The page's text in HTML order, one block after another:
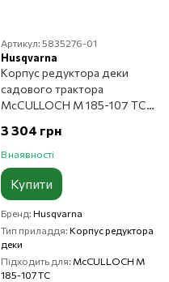
Артикул: 5835276-01
Husqvarna
Корпус редуктора деки
садового трактора
McCULLOCH M 185-107 TC
3 304 грн
В наявності
Купити
Бренд Husqvarna
Тип приладдя Корпус редуктора
деки
Підходить для McCULLOCH M
185-107 TC